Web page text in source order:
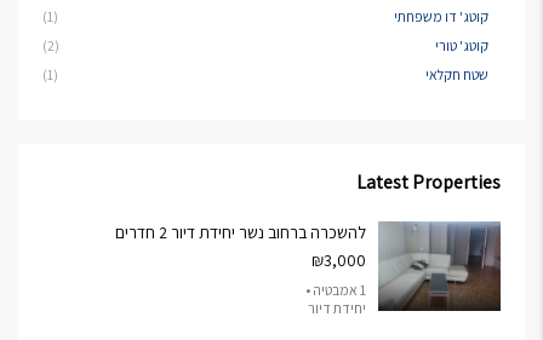
קוטג' דו משפחתי
(1)
קוטג' טורי
(2)
שטח חקלאי
(1)
Latest Properties
להשכרה ברחוב נשר יחידת דיור 2 חדרים
₪3,000
1 אמבטיה •
יחידת דיור